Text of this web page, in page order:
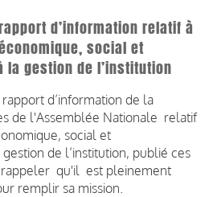
d’information relatif à
social et
la gestion de l’institution
d’information de la
de l'Assemblée Nationale relatif
social et
de l’institution, publié ces
rappeler qu'il est pleinement
remplir sa mission.